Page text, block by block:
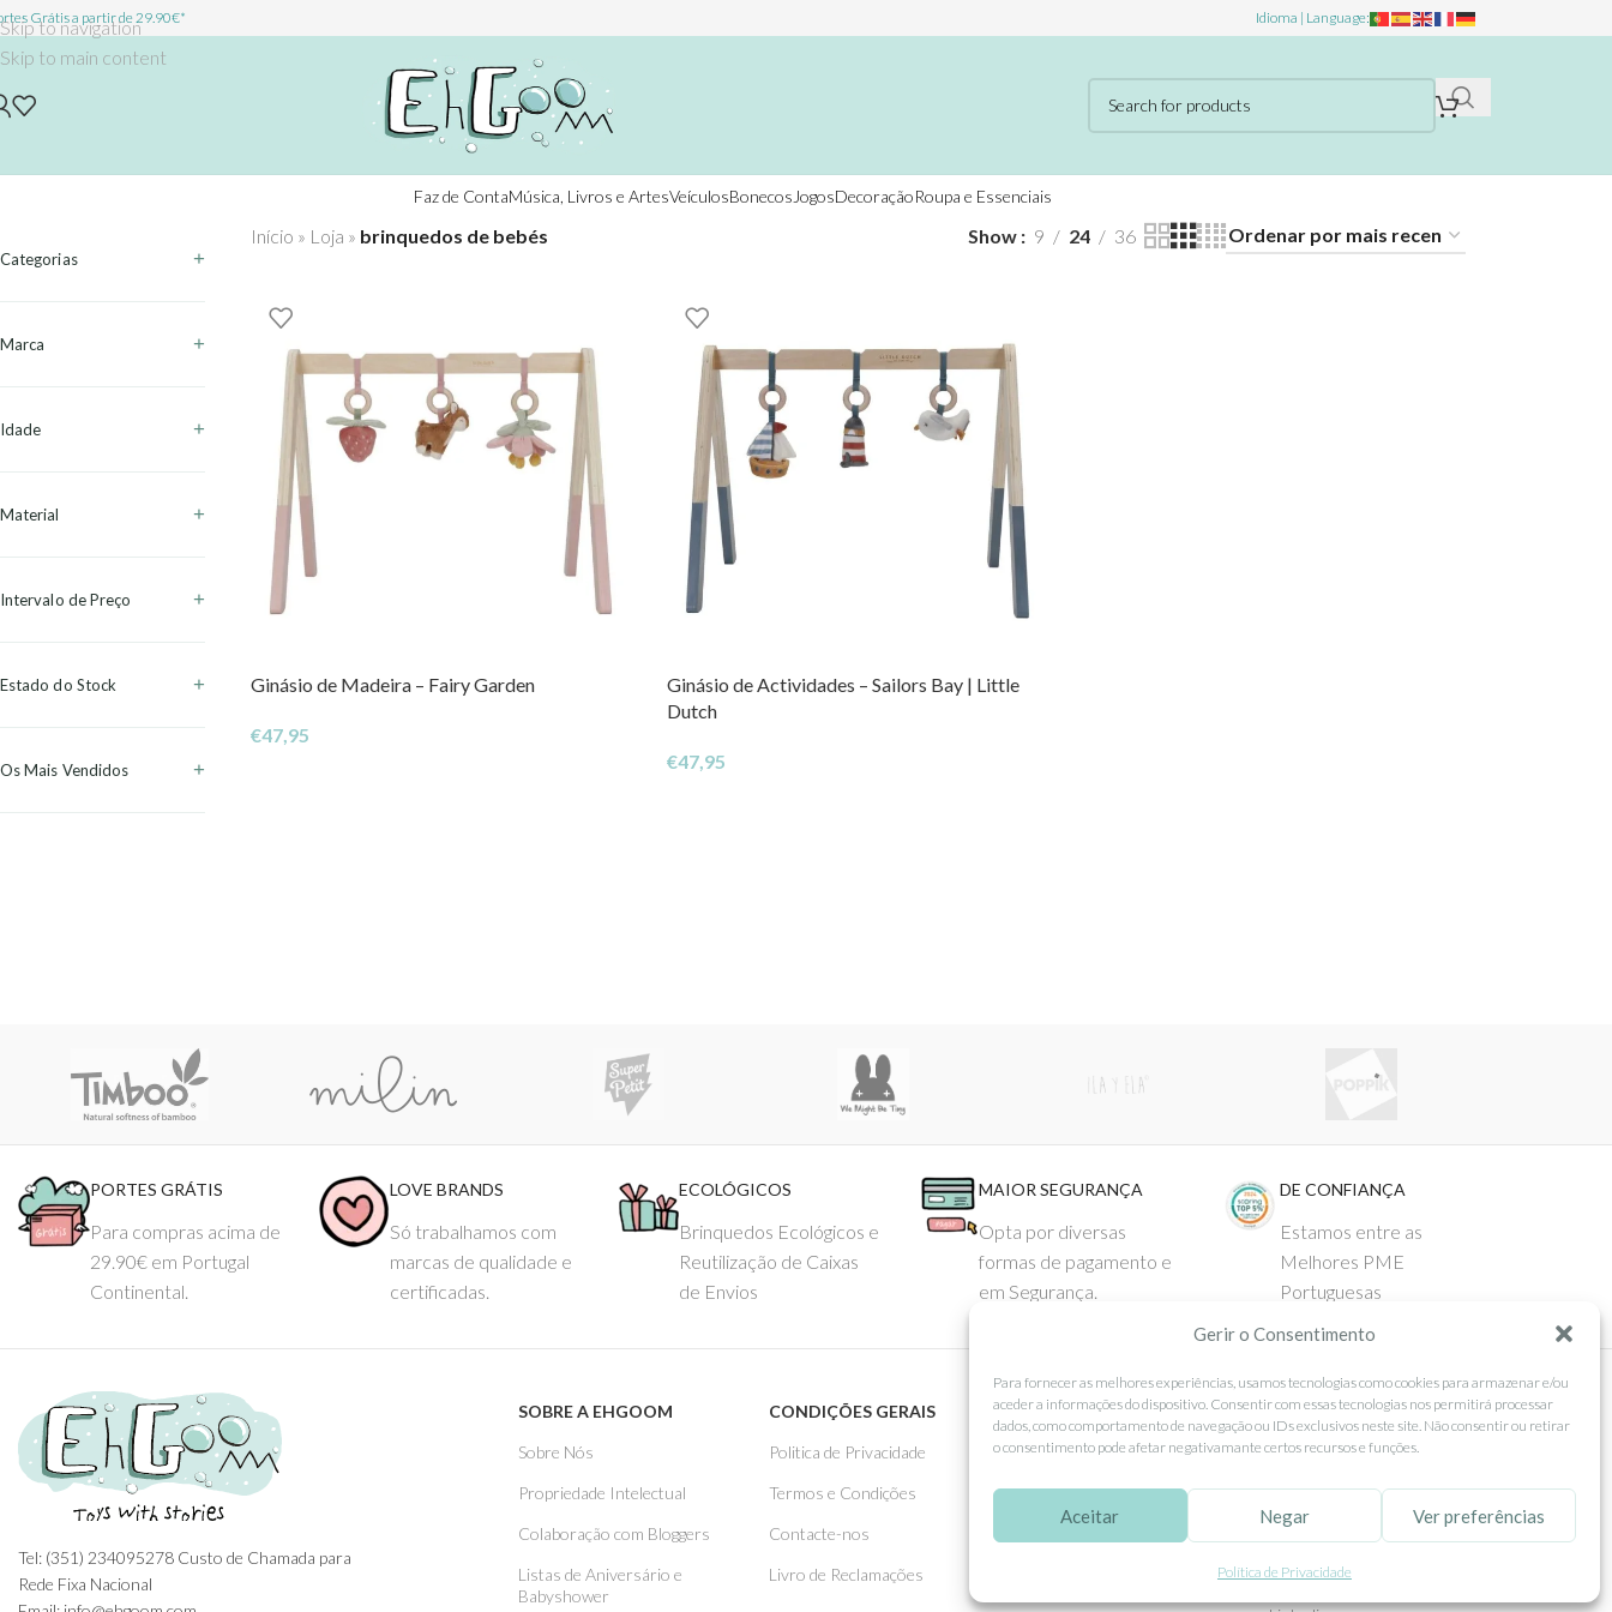
Gerir o Consentimento
Para fornecer as melhores experiências, usamos tecnologias como cookies para armazenar e/ou
aceder a informações do dispositivo. Consentir com essas tecnologias nos permitirá processar
dados, como comportamento de navegação ou IDs exclusivos neste site. Não consentir ou retirar
o consentimento pode afetar negativamante certos recursos e funções.
Aceitar Negar Ver preferências
Política de Privacidade
Skip to navigation
Skip to main content
Grátis a partir de 29.90€* Idioma | Language:
Faz de ContaMúsica, Livros e ArtesVeículosBonecos JogosDecoraçãoRoupa e Essenciais
Categorias
Marca
Idade
Material
Intervalo de Preço
Estado do Stock
Os Mais Vendidos
Início » Loja » brinquedos de bebés Show 9 24 36
Ginásio de Madeira – Fairy Garden
€47,95
Ginásio de Actividades – Sailors Bay | Little
Dutch
€47,95
PORTES GRÁTIS
Para compras acima de
29.90€ em Portugal
Continental.
LOVE BRANDS
Só trabalhamos com
marcas de qualidade e
certificadas.
ECOLÓGICOS
Brinquedos Ecológicos e
Reutilização de Caixas
de Envios
MAIOR SEGURANÇA
Opta por diversas
formas de pagamento e
em Segurança.
DE CONFIANÇA
Estamos entre as
Melhores PME
Portuguesas
Tel: (351) 234095278 Custo de Chamada para
Rede Fixa Nacional
SOBRE A EHGOOM
Sobre Nós
Propriedade Intelectual
Colaboração com Bloggers
Listas de Aniversário e
Babyshower
CONDIÇÕES GERAIS
Politica de Privacidade
Termos e Condições
Contacte-nos
Livro de Reclamações
APOIO AO CLIENTE
Como Comprar
Pagamentos
SEGUE-NOS
Facebook
Instagram
Pinterest
X